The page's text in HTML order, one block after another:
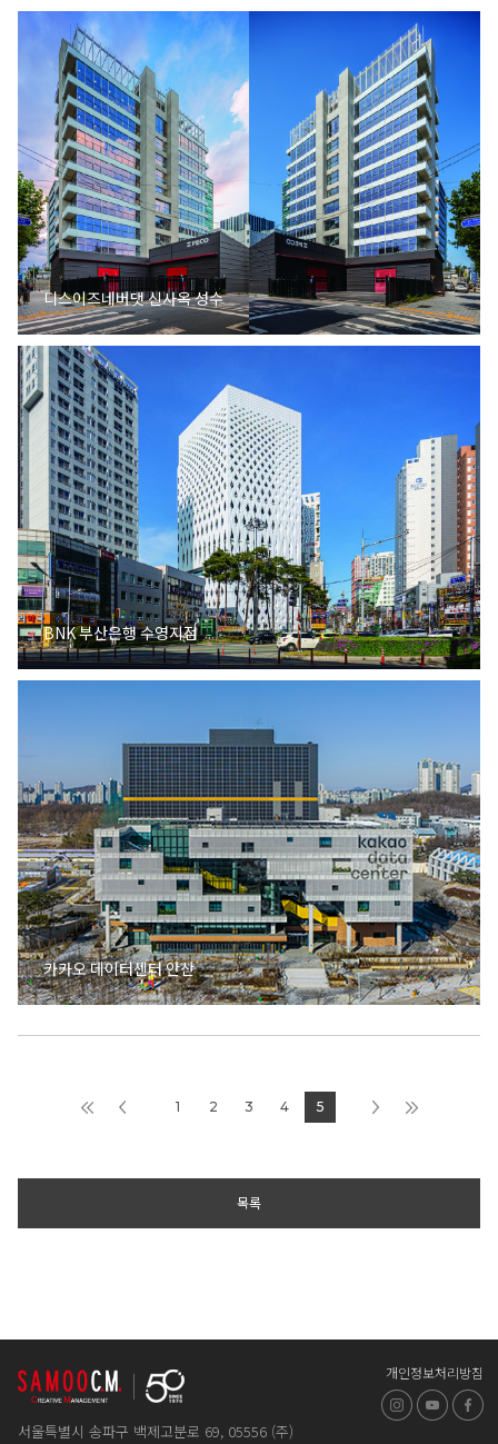
디스이즈네버댓 신사옥 성수
BNK 부산은행 수영지점
카카오 데이터센터 안산
1 2 3 4 5
목록
서울특별시 송파구 백제고분로 69, 05556 (주)
개인정보처리방침
인스타그램
유튜브페